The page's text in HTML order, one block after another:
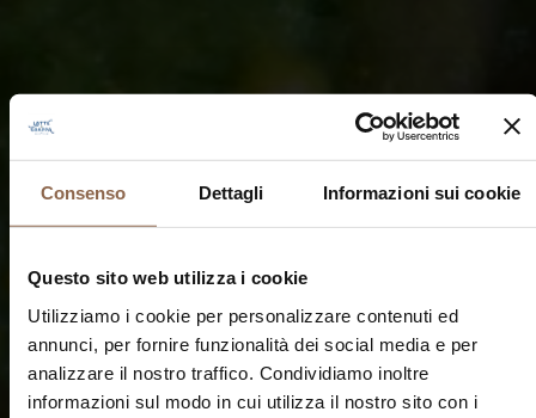
Consenso Dettagli Informazioni sui cookie
Questo sito web utilizza i cookie
Utilizziamo i cookie per personalizzare contenuti ed
annunci, per fornire funzionalità dei social media e per
analizzare il nostro traffico. Condividiamo inoltre
informazioni sul modo in cui utilizza il nostro sito con i